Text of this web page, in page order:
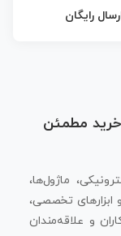
رایگان
مطمئن
ماژول‌ها،
ابزارهای تخصصی،
و علاقه‌مندان